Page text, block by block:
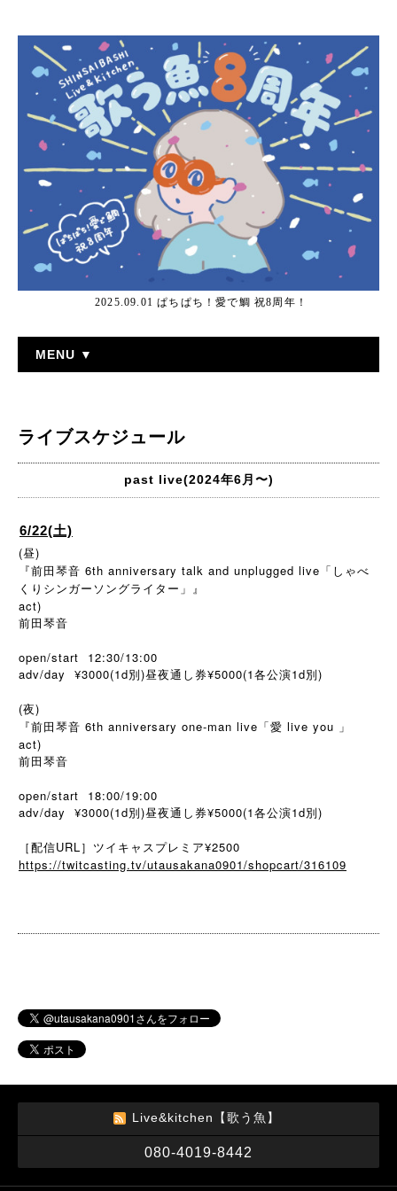
2025.09.01 ぱちぱち！愛で鯛 祝8周年！
MENU ▼
ライブスケジュール
past live(2024年6月〜)
6/22(土)
(昼)
『前田琴音 6th anniversary talk and unplugged live「しゃべ
くりシンガーソングライター」』
act)
前田琴音
open/start 12:30/13:00
adv/day ¥3000(1d別)昼夜通し券¥5000(1各公演1d別)
(夜)
『前田琴音 6th anniversary one-man live「愛 live you 」
act)
前田琴音
open/start 18:00/19:00
adv/day ¥3000(1d別)昼夜通し券¥5000(1各公演1d別)
［配信URL］ツイキャスプレミア¥2500
https://twitcasting.tv/utausakana0901/shopcart/316109
Live&kitchen【歌う魚】
080-4019-8442